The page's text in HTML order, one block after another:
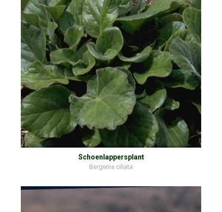
Schoenlappersplant
Bergenia ciliata